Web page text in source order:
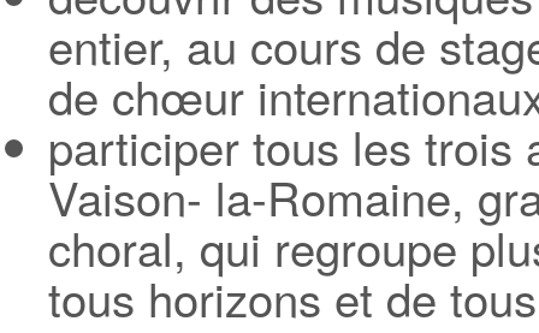
entier, au cours de
de chœur
participer tous les trois
Vaison- la-Romaine,
choral, qui regroupe
tous horizons et de